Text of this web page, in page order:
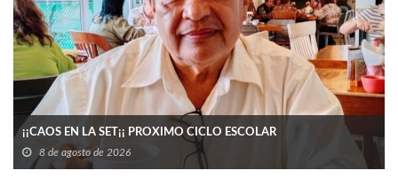
¡¡CAOS EN LA SET¡¡ PROXIMO CICLO ESCOLAR
8 de agosto de 2026